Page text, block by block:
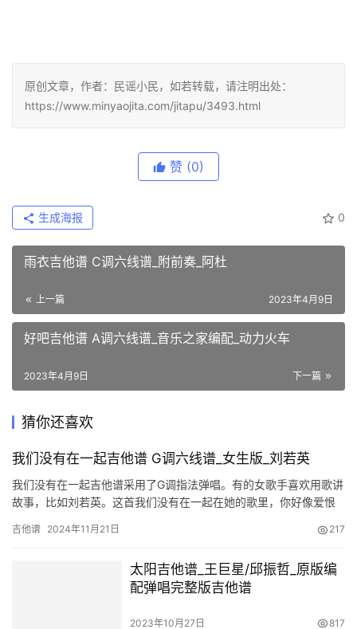
原创文章，作者：民谣小民，如若转载，请注明出处：
https://www.minyaojita.com/jitapu/3493.html
赞 (0)
0
生成海报
雨衣吉他谱 C调六线谱_附前奏_阿杜
上一篇 2023年4月9日
好吧吉他谱 A调六线谱_音乐之家编配_动力火车
下一篇
2023年4月9日
猜你还喜欢
我们没有在一起吉他谱 G调六线谱_女生版_刘若英
我们没有在一起吉他谱采用了G调指法弹唱。有的女歌手喜欢用歌讲
故事，比如刘若英。这首我们没有在一起在她的歌里，你好像爱恨
在这…
吉他谱 2024年11月21日 217
太阳吉他谱_王巨星/邱振哲_原版编
配弹唱完整版吉他谱
2023年10月27日 817